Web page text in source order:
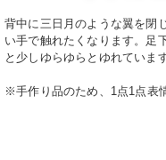
背中に三日月のような翼を閉
い手で触れたくなります。足
と少しゆらゆらとゆれています
※手作り品のため、1点1点表